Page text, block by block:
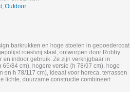
, Outdoor
barkrukken en hoge stoelen in gepoedercoat
roestvrij staal, ontworpen door Robby
en indoor gebruik. Ze zijn verkrijgbaar in
84 cm), hogere versie (h 78/97 cm), hoge
en h 78/117 cm), ideaal voor horeca, terrassen
lichte, duurzame constructie combineert